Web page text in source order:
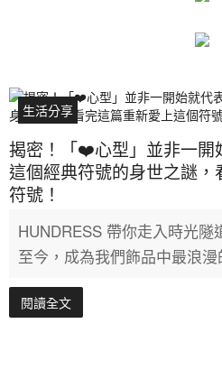
生活分享
揭密！「❤️心型」並非一開
這個經典符號的身世之謎
符號！
HUNDRESS 帶你走入時光
至今，成為我們飾品中最浪漫
閱讀全文